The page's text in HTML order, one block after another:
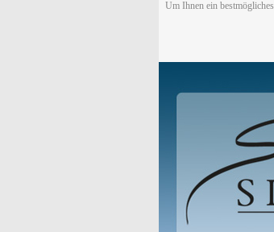
Um Ihnen ein